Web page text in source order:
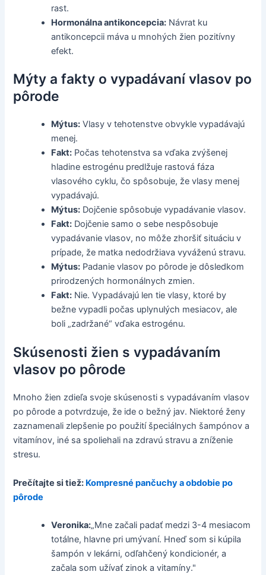
rast.
Hormonálna antikoncepcia: Návrat ku
antikoncepcii máva u mnohých žien pozitívny
efekt.
Mýty a fakty o vypadávaní vlasov po
pôrode
Mýtus: Vlasy v tehotenstve obvykle vypadávajú
menej.
Fakt: Počas tehotenstva sa vďaka zvýšenej
hladine estrogénu predlžuje rastová fáza
vlasového cyklu, čo spôsobuje, že vlasy menej
vypadávajú.
Mýtus: Dojčenie spôsobuje vypadávanie vlasov.
Fakt: Dojčenie samo o sebe nespôsobuje
vypadávanie vlasov, no môže zhoršiť situáciu v
prípade, že matka nedodržiava vyváženú stravu.
Mýtus: Padanie vlasov po pôrode je dôsledkom
prirodzených hormonálnych zmien.
Fakt: Nie. Vypadávajú len tie vlasy, ktoré by
bežne vypadli počas uplynulých mesiacov, ale
boli „zadržané“ vďaka estrogénu.
Skúsenosti žien s vypadávaním
vlasov po pôrode
Mnoho žien zdieľa svoje skúsenosti s vypadávaním vlasov
po pôrode a potvrdzuje, že ide o bežný jav. Niektoré ženy
zaznamenali zlepšenie po použití špeciálnych šampónov a
vitamínov, iné sa spoliehali na zdravú stravu a zníženie
stresu.
Prečítajte si tiež: Kompresné pančuchy a obdobie po
pôrode
Veronika:„Mne začali padať medzi 3-4 mesiacom
totálne, hlavne pri umývaní. Hneď som si kúpila
šampón v lekárni, odľahčený kondicionér, a
začala som užívať zinok a vitamíny."